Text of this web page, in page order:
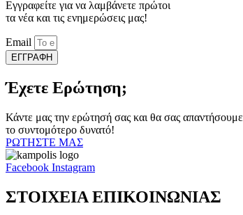
Εγγραφείτε για να λαμβάνετε πρώτοι
τα νέα και τις ενημερώσεις μας!
Email
ΕΓΓΡΑΦΗ
Έχετε Ερώτηση;
Κάντε μας την ερώτησή σας και θα σας απαντήσουμε
το συντομότερο δυνατό!
ΡΩΤΗΣΤΕ ΜΑΣ
Facebook Instagram
ΣΤΟΙΧΕΙΑ ΕΠΙΚΟΙΝΩΝΙΑΣ